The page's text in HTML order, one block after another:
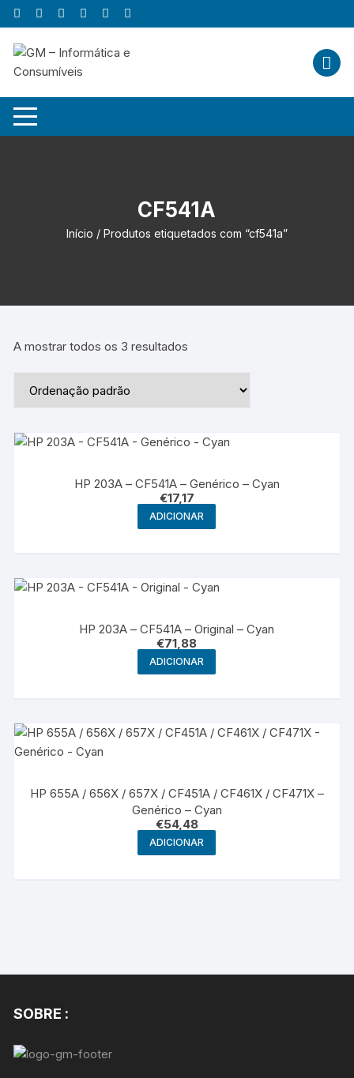
Skip
to
content
CF541A
Início / Produtos etiquetados com “cf541a”
A mostrar todos os 3 resultados
HP 203A – CF541A – Genérico – Cyan
€17,17
ADICIONAR
HP 203A – CF541A – Original – Cyan
€71,88
ADICIONAR
HP 655A / 656X / 657X / CF451A / CF461X / CF471X –
Genérico – Cyan
€54,48
ADICIONAR
SOBRE :